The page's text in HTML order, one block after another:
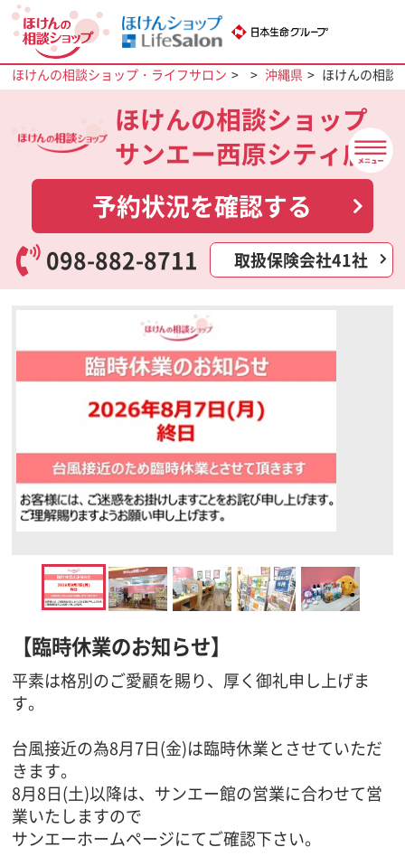
ほけんの相談ショップ・ライフサロン 沖縄県 ほけんの相談
ほけんの相談ショップ
サンエー西原シティ店
予約状況を確認する
098-882-8711 取扱保険会社41社
【臨時休業のお知らせ】
平素は格別のご愛顧を賜り、厚く御礼申し上げま
す。
台風接近の為8月7日(金)は臨時休業とさせていただ
きます。
8月8日(土)以降は、サンエー館の営業に合わせて営
業いたしますので
サンエーホームページにてご確認下さい。